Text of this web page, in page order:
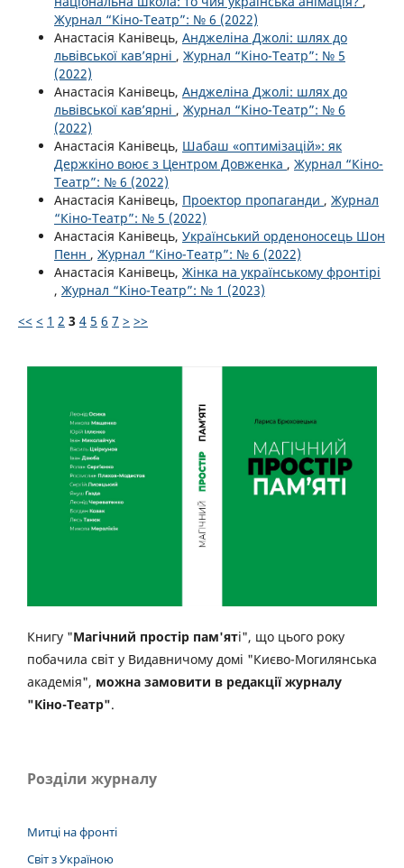
Журнал “Кіно-Театр”: № 6 (2022)
Анастасія Канівець, Анджеліна Джолі: шлях до
львівської кав’ярні , Журнал “Кіно-Театр”: № 5
(2022)
Анастасія Канівець, Анджеліна Джолі: шлях до
львівської кав’ярні , Журнал “Кіно-Театр”: № 6
(2022)
Анастасія Канівець, Шабаш «оптимізацій»: як
Держкіно воює з Центром Довженка , Журнал “Кіно-
Театр”: № 6 (2022)
Анастасія Канівець, Проектор пропаганди , Журнал
“Кіно-Театр”: № 5 (2022)
Анастасія Канівець, Український орденоносець Шон
Пенн , Журнал “Кіно-Театр”: № 6 (2022)
Анастасія Канівець, Жінка на українському фронтірі
, Журнал “Кіно-Театр”: № 1 (2023)
<< < 1 2 3 4 5 6 7 > >>
Книгу "Магічний простір пам'яті", що цього року
побачила світ у Видавничому домі "Києво-Могилянська
академія", можна замовити в редакції журналу
"Кіно-Театр".
Розділи журналу
Митці на фронті
Світ з Україною